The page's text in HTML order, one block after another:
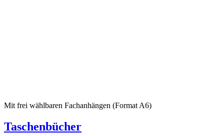
Mit frei wählbaren Fachanhängen (Format A6)
Taschenbücher